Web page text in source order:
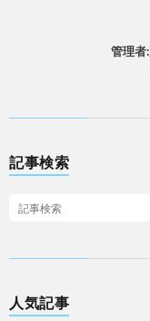
管理
記事検索
人気記事